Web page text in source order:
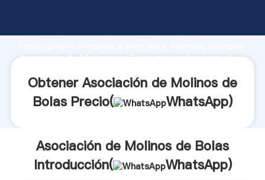
fuerte capacidad de producción, fuerza de
Asociación de Molinos de Bolas proveedor crea el
Obtener Asociación de Molinos de
Bolas Precio(
WhatsApp)
Asociación de Molinos de Bolas
Introducción(
WhatsApp)